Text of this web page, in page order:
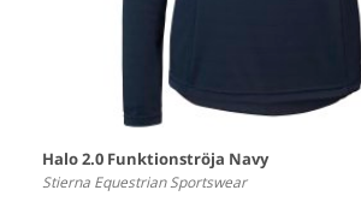
Halo 2.0 Funktionströja Navy
Stierna Equestrian Sportswear